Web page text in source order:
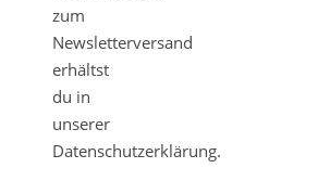
zum
Newsletterversand
erhältst
du in
unserer
Datenschutzerklärung.